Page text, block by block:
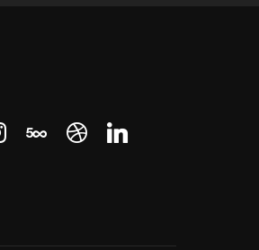
500px dribbblelinkedin